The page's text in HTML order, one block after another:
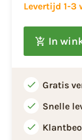
Levertijd 1-3
In
Gratis
Snelle